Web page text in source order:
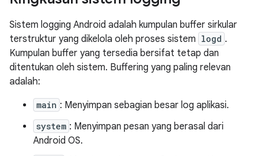
Sistem logging Android adalah kumpulan buffer sirkular
terstruktur yang dikelola oleh proses sistem logd .
Kumpulan buffer yang tersedia bersifat tetap dan
ditentukan oleh sistem. Buffering yang paling relevan
adalah:
main : Menyimpan sebagian besar log aplikasi.
system : Menyimpan pesan yang berasal dari
Android OS.